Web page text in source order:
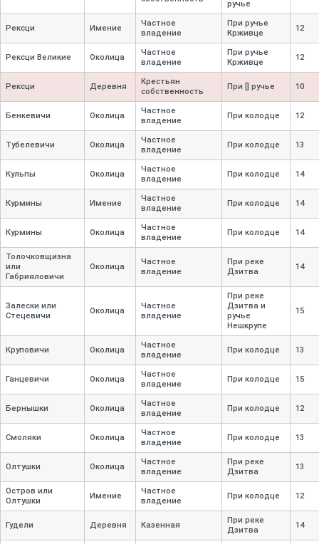
ручье
Рексци Имение
Частное
владение
При ручье
Крживце
12
Рексци Великие Околица
Частное
владение
При ручье
Крживце
12
Рексци Деревня
Крестьян
собственность
При [] ручье 10
Бенкевичи Околица
Частное
владение
При колодце 12
Тубелевичи Околица
Частное
владение
При колодце 13
Кульпы Околица
Частное
владение
При колодце 14
Курмины Имение
Частное
владение
При колодце 14
Курмины Околица
Частное
владение
При колодце 14
Толочковщизна
или
Габрияловичи
Околица
Частное
владение
При реке
Дзитва
14
Залески или
Стецевичи
Околица
Частное
владение
При реке
Дзитва и
ручье
Нешкрупе
15
Круповичи Околица
Частное
владение
При колодце 13
Ганцевичи Околица
Частное
владение
При колодце 15
Бернышки Околица
Частное
владение
При колодце 12
Смоляки Околица
Частное
владение
При колодце 13
Олтушки Околица
Частное
владение
При реке
Дзитва
13
Остров или
Олтушки
Имение
Частное
владение
При колодце 12
Гудели Деревня Казенная
При реке
Дзитва
14